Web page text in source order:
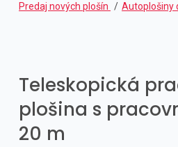
Predaj nových plošín Autoplošiny
Teleskopická
plošina s
20 m